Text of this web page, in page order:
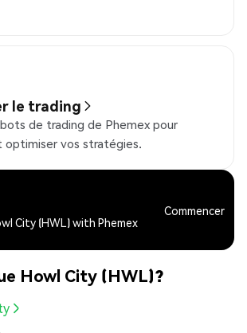
le trading
de trading de Phemex pour
vos stratégies.
City (HWL) with Phemex
Commencer
Howl City (HWL)?